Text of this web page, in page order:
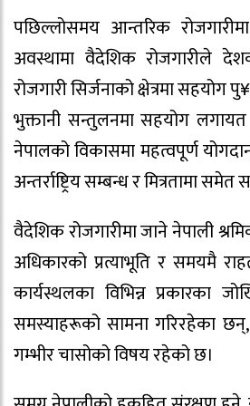
पछिल्लोसमय आन्तरिक
अवस्थामा वैदेशिक रोजगारीले
रोजगारी सिर्जनाको क्षेत्रमा
भुक्तानी सन्तुलनमा सहयोग लगायत
नेपालको विकासमा महत्वपूर्ण
अन्तर्राष्ट्रिय सम्बन्ध र मित्रतामा
वैदेशिक रोजगारीमा जाने नेपाली
अधिकारको प्रत्याभूति र समयमै
कार्यस्थलका विभिन्न प्रकारका
समस्याहरूको सामना गरिरहेका
गम्भीर चासोको विषय रहेको छ।